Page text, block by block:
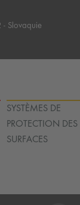
- Slovaquie
SYSTÈMES DE
PROTECTION DES
SURFACES